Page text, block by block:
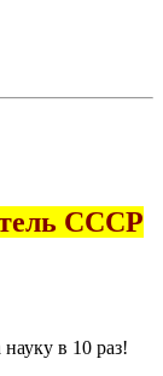
СССР
в 10 раз!